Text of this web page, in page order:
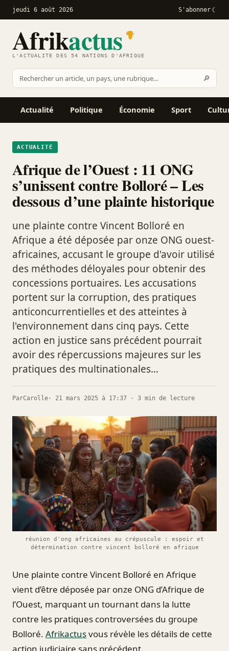
jeudi 6 août 2026 S'abonner
Afrikactus
L'ACTUALITÉ DES 54 NATIONS D'AFRIQUE
Rechercher
sur
Afrikactus
🔎
Actualité Politique Économie Sport
ACTUALITÉ
Afrique de l’Ouest : 11 ONG
s’unissent contre Bolloré – Les
dessous d’une plainte historique
une plainte contre Vincent Bolloré en
Afrique a été déposée par onze ONG ouest-
africaines, accusant le groupe d'avoir utilisé
des méthodes déloyales pour obtenir des
concessions portuaires. Les accusations
portent sur la corruption, des pratiques
anticoncurrentielles et des atteintes à
l'environnement dans cinq pays. Cette
action en justice sans précédent pourrait
avoir des répercussions majeures sur les
pratiques des multinationales…
ParCarolle · 21 mars 2025 à 17:37 · 3 min de lecture
réunion d'ong africaines au crépuscule : espoir et
détermination contre vincent bolloré en afrique
Une plainte contre Vincent Bolloré en Afrique
vient d’être déposée par onze ONG d’Afrique de
l’Ouest, marquant un tournant dans la lutte
contre les pratiques controversées du groupe
Bolloré. Afrikactusvous révèle les détails de cette